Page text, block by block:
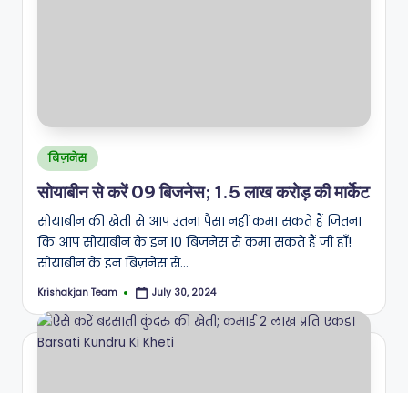
Posted
in
बिज़नेस
सोयाबीन से करें 09 बिजनेस; 1.5 लाख करोड़ की मार्केट
सोयाबीन की खेती से आप उतना पैसा नहीं कमा सकते हैं जितना
कि आप सोयाबीन के इन 10 बिज़नेस से कमा सकते हैं जी हाँ!
सोयाबीन के इन बिज़नेस से…
Posted
Krishakjan Team July 30, 2024